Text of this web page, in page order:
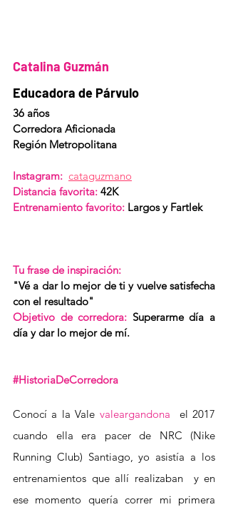
Catalina Guzmán
Educadora de Párvulo
36 años
Corredora Aficionada
Región Metropolitana
Instagram: cataguzmano
Distancia favorita: 42K
Entrenamiento favorito: Largos y Fartlek
Tu frase de inspiración:
"Vé a dar lo mejor de ti y vuelve satisfecha
con el resultado"
Objetivo de corredora: Superarme día a
día y dar lo mejor de mí.
#HistoriaDeCorredora
Conocí a la Vale valeargandona
el 2017
cuando ella era pacer de NRC (Nike
Running Club) Santiago, yo asistía a los
entrenamientos que allí realizaban  y en
ese momento quería correr mi primera